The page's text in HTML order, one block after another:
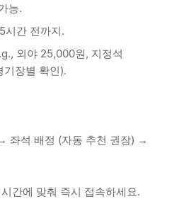
능.
시간 전까지.
외야 25,000원, 지정석
장별 확인).
좌석 배정 (자동 추천 권장) →
간에 맞춰 즉시 접속하세요.